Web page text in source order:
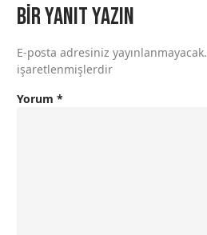
Bir yanıt yazın
E-posta adresiniz yayınlanmayacak.
işaretlenmişlerdir
Yorum *